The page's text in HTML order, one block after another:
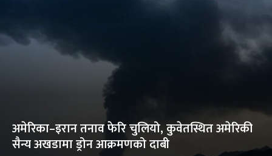
अमेरिका–इरान तनाव फेरि चुलियो, कुवेतस्थित अमेरिकी
सैन्य अखडामा ड्रोन आक्रमणको दाबी